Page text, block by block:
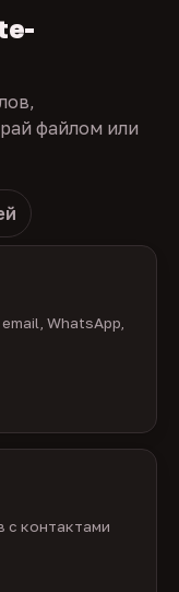
файлом или
WhatsApp,
контактами